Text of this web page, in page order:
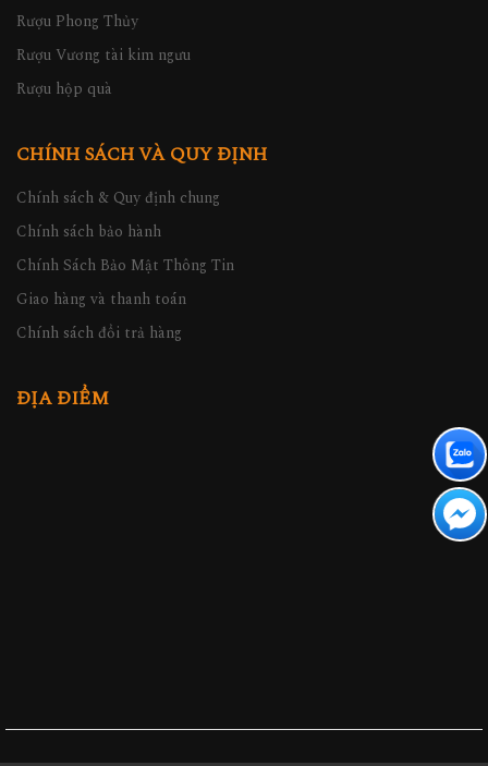
Rượu Phong Thủy
Rượu Vương tài kim ngưu
Rượu hộp quà
CHÍNH SÁCH VÀ QUY ĐỊNH
Chính sách & Quy định chung
Chính sách bảo hành
Chính Sách Bảo Mật Thông Tin
Giao hàng và thanh toán
Chính sách đổi trả hàng
ĐỊA ĐIỂM